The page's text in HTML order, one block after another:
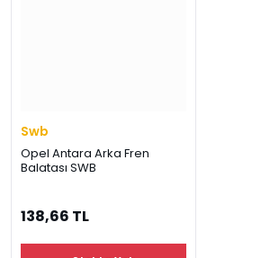
Swb
Opel Antara Arka Fren
Balatası SWB
138,66 TL